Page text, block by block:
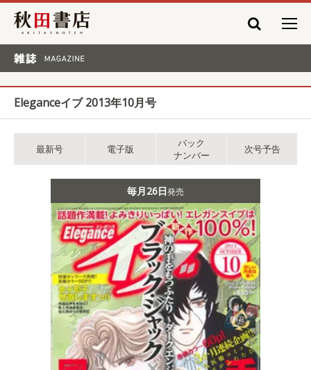
秋田書店
Eleganceイブ 2013年10月号
最新号 電子版
バック
ナンバー
次号予告
毎月26日発売